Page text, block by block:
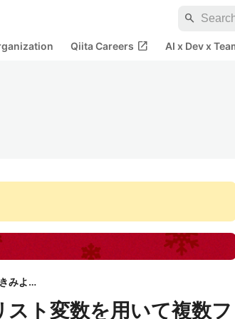
search
Qiita Careers open_in_new AI x Dev x
株式会社きみより
ト変数を用いて複数フ